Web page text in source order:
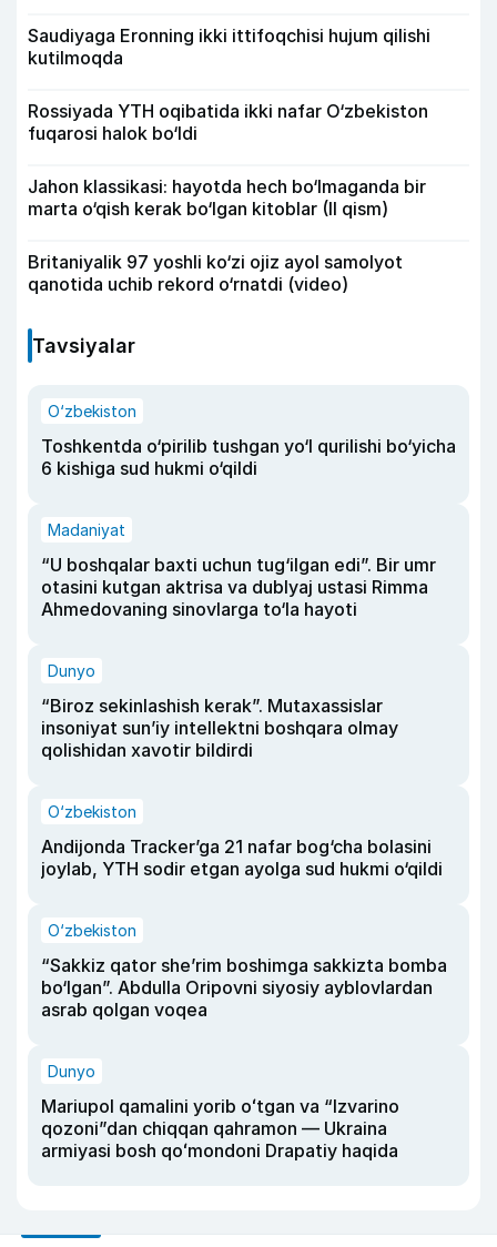
Saudiyaga Eronning ikki ittifoqchisi hujum qilishi
kutilmoqda
Rossiyada YTH oqibatida ikki nafar O‘zbekiston
fuqarosi halok bo‘ldi
Jahon klassikasi: hayotda hech bo‘lmaganda bir
marta o‘qish kerak bo‘lgan kitoblar (II qism)
Britaniyalik 97 yoshli ko‘zi ojiz ayol samolyot
qanotida uchib rekord o‘rnatdi (video)
Tavsiyalar
O‘zbekiston
Toshkentda o‘pirilib tushgan yo‘l qurilishi bo‘yicha
6 kishiga sud hukmi o‘qildi
Madaniyat
“U boshqalar baxti uchun tug‘ilgan edi”. Bir umr
otasini kutgan aktrisa va dublyaj ustasi Rimma
Ahmedovaning sinovlarga to‘la hayoti
Dunyo
“Biroz sekinlashish kerak”. Mutaxassislar
insoniyat sun’iy intellektni boshqara olmay
qolishidan xavotir bildirdi
O‘zbekiston
Andijonda Tracker’ga 21 nafar bog‘cha bolasini
joylab, YTH sodir etgan ayolga sud hukmi o‘qildi
O‘zbekiston
“Sakkiz qator she’rim boshimga sakkizta bomba
bo‘lgan”. Abdulla Oripovni siyosiy ayblovlardan
asrab qolgan voqea
Dunyo
Mariupol qamalini yorib oʻtgan va “Izvarino
qozoni”dan chiqqan qahramon — Ukraina
armiyasi bosh qoʻmondoni Drapatiy haqida